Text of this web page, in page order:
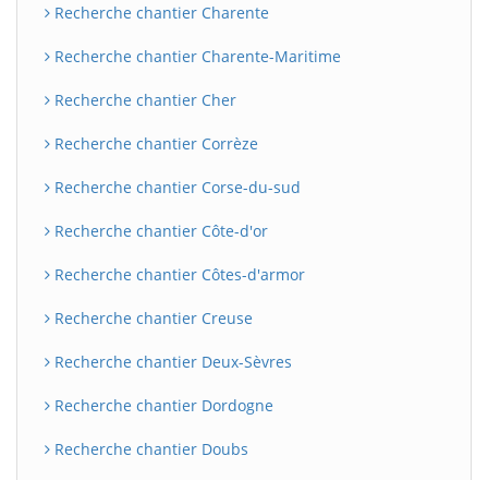
Recherche chantier Charente
Recherche chantier Charente-Maritime
Recherche chantier Cher
Recherche chantier Corrèze
Recherche chantier Corse-du-sud
Recherche chantier Côte-d'or
Recherche chantier Côtes-d'armor
Recherche chantier Creuse
Recherche chantier Deux-Sèvres
Recherche chantier Dordogne
Recherche chantier Doubs